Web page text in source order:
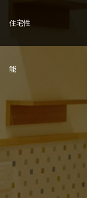
住宅性
能